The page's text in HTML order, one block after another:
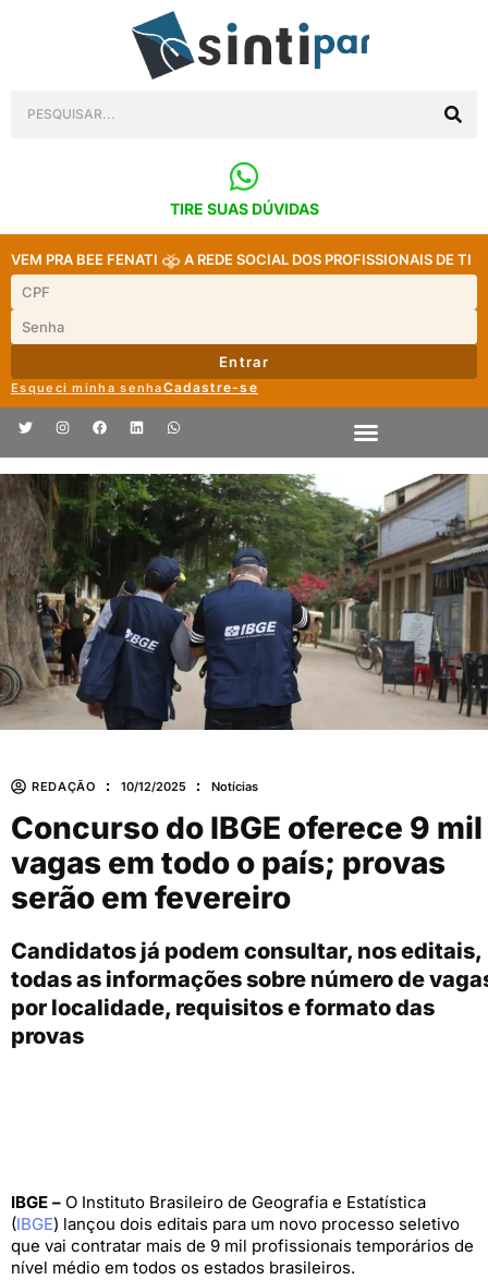
TIRE SUAS DÚVIDAS
VEM PRA BEE FENATI A REDE SOCIAL DOS PROFISSIONAIS DE TI
Entrar
Esqueci minha senhaCadastre-se
REDAÇÃO 10/12/2025 Notícias
Concurso do IBGE oferece 9 mil
vagas em todo o país; provas
serão em fevereiro
Candidatos já podem consultar, nos editais,
todas as informações sobre número de
por localidade, requisitos e formato das
provas
IBGE – O Instituto Brasileiro de Geografia e Estatística
(IBGE) lançou dois editais para um novo processo seletivo
que vai contratar mais de 9 mil profissionais temporários de
nível médio em todos os estados brasileiros.